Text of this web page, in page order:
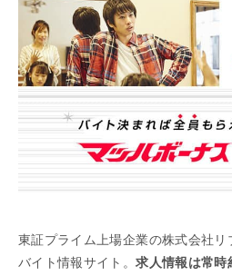
東証プライム上場企業の株式会社
バイト情報サイト。求人情報は常時